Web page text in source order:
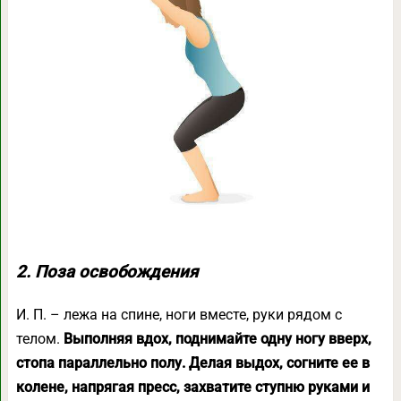
2. Поза освобождения
И. П. – лежа на спине, ноги вместе, руки рядом с
телом. Выполняя вдох, поднимайте одну ногу вверх,
стопа параллельно полу. Делая выдох, согните ее в
колене, напрягая пресс, захватите ступню руками и